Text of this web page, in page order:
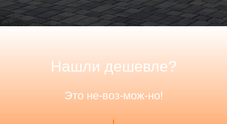
Нашли дешевле?
Это не-воз-мож-но!